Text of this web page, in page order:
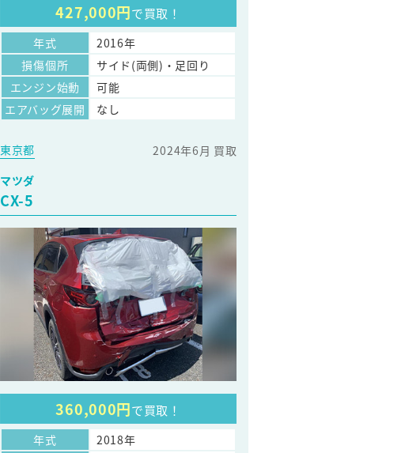
427,000円で買取！
年式
2016年
損傷個所
サイド(両側)・足回り
エンジン始動
可能
エアバッグ展開
なし
東京都
2024年6月 買取
マツダ
CX-5
360,000円で買取！
年式
2018年